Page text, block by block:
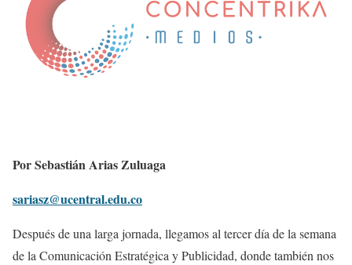
Por Sebastián Arias Zuluaga
sariasz@ucentral.edu.co
Después de una larga jornada, llegamos al tercer día de la semana
de la Comunicación Estratégica y Publicidad, donde también nos